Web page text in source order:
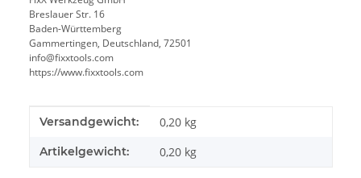
Breslauer Str. 16
Baden-Württemberg
Gammertingen, Deutschland, 72501
info@fixxtools.com
https://www.fixxtools.com
Produkteigenschaft
Wert
Versandgewicht: 0,20 kg
Artikelgewicht: 0,20 kg